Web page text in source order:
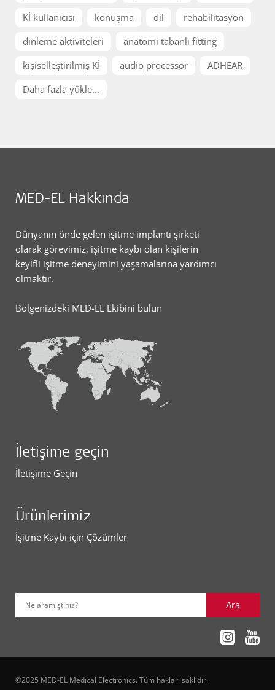
Kİ kullanıcısı
konuşma dil
rehabilitasyon
dinleme aktiviteleri
anatomi tabanlı fitting
kişiselleştirilmiş Kİ
audio processor
ADHEAR
Daha fazla yükle...
MED-EL Hakkında
Dünyanın önde gelen işitme implantı şirketi
olarak görevimiz, işitme kaybı olan kişilerin
keyifli işitme deneyimini yaşamalarına yardımcı
olmaktır.
Bölgenizdeki MED-EL Ekibini bulun
İletişime geçin
İletişime Geçin
Ürünlerimiz
İşitme Kaybı için Çözümler
Ne aramıştınız? Ara
©2025 MED-EL Medical Electronics. Tüm hakları saklıdır.